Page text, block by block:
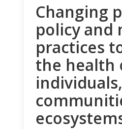
Changing
policy and
practices
the health
individuals,